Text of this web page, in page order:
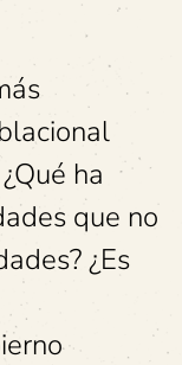
ha
que no
¿Es